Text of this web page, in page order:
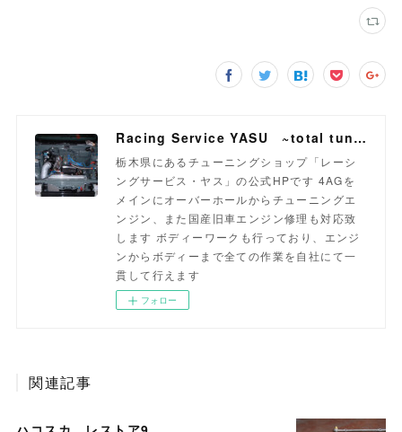
Racing Service YASU ~total tuning proshop~
栃木県にあるチューニングショップ「レーシ
ングサービス・ヤス」の公式HPです 4AGを
メインにオーバーホールからチューニングエ
ンジン、また国産旧車エンジン修理も対応致
します ボディーワークも行っており、エンジ
ンからボディーまで全ての作業を自社にて一
貫して行えます
フォロー
関連記事